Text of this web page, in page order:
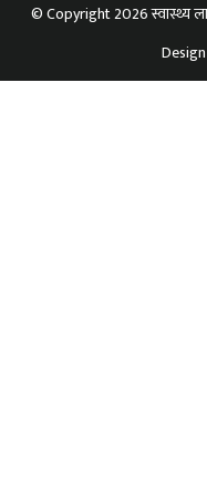
© Copyright 2026 स्वास्थ्य